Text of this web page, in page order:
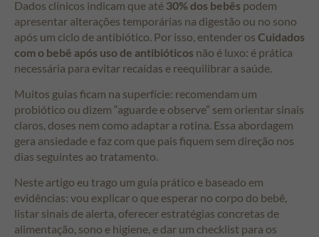
Dados clínicos indicam que até 30% dos bebês podem
apresentar alterações temporárias na digestão ou no sono
após um ciclo de antibiótico. Por isso, entender os Cuidados
com o bebê após uso de antibióticos não é luxo: é prática
necessária para evitar recaídas e reequilibrar a saúde.
Muitos guias ficam na superfície: recomendam um
probiótico ou dizem “aguarde e observe” sem orientar sinais
claros, doses nem como adaptar a rotina. Essa abordagem
gera ansiedade e faz com que pais fiquem sem direção nos
dias seguintes ao tratamento.
Neste artigo eu trago um guia prático e baseado em
evidências: vou explicar o que esperar no corpo do bebê,
listar sinais de alerta, oferecer estratégias concretas de
alimentação, sono e higiene, e dar um checklist para os